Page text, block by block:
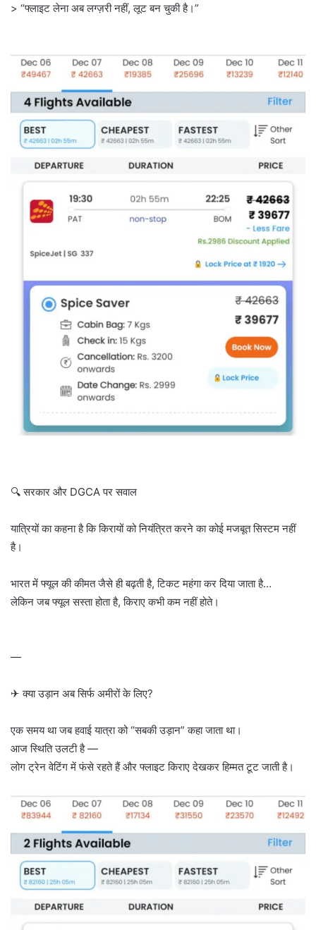
> “फ्लाइट लेना अब लग्ज़री नहीं, लूट बन चुकी है।”
🔍 सरकार और DGCA पर सवाल
यात्रियों का कहना है कि किरायों को नियंत्रित करने का कोई मजबूत सिस्टम नहीं
है।
भारत में फ्यूल की कीमत जैसे ही बढ़ती है, टिकट महंगा कर दिया जाता है…
लेकिन जब फ्यूल सस्ता होता है, किराए कभी कम नहीं होते।
—
✈ क्या उड़ान अब सिर्फ अमीरों के लिए?
एक समय था जब हवाई यात्रा को “सबकी उड़ान” कहा जाता था।
आज स्थिति उलटी है —
लोग ट्रेन वेटिंग में फंसे रहते हैं और फ्लाइट किराए देखकर हिम्मत टूट जाती है।